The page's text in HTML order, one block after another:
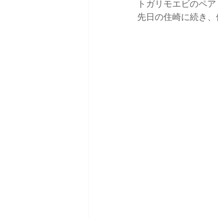
トガリモエビのペア
先日の住崎に続き、